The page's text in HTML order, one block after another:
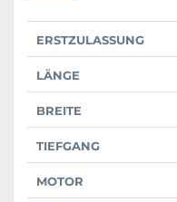
ERSTZULASSUNG
LÄNGE
BREITE
TIEFGANG
MOTOR